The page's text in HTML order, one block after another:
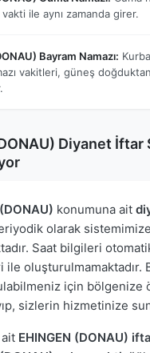
vakti ile aynı zamanda girer.
Bayram Namazı:
vakitleri, güneş
Diyanet İftar
konumuna ait
olarak sistemimize
Saat bilgileri
ile oluşturulmamaktadır.
için bölgenize
sizlerin hizmetinize
EHINGEN (DONAU)